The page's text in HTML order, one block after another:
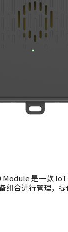
Module 是一款
组合进行管理，